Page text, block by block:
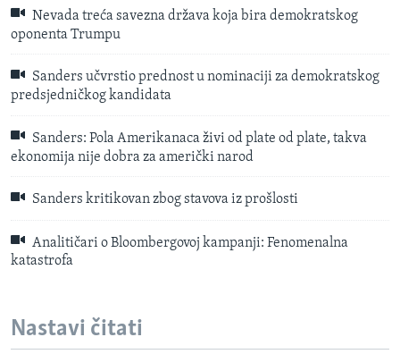
Nevada treća savezna država koja bira demokratskog
oponenta Trumpu
Sanders učvrstio prednost u nominaciji za demokratskog
predsjedničkog kandidata
Sanders: Pola Amerikanaca živi od plate od plate, takva
ekonomija nije dobra za američki narod
Sanders kritikovan zbog stavova iz prošlosti
Analitičari o Bloombergovoj kampanji: Fenomenalna
katastrofa
Nastavi čitati